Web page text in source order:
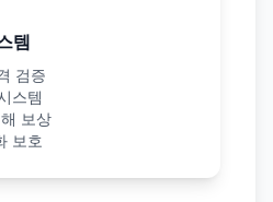
템
검증
스템
보상
보호